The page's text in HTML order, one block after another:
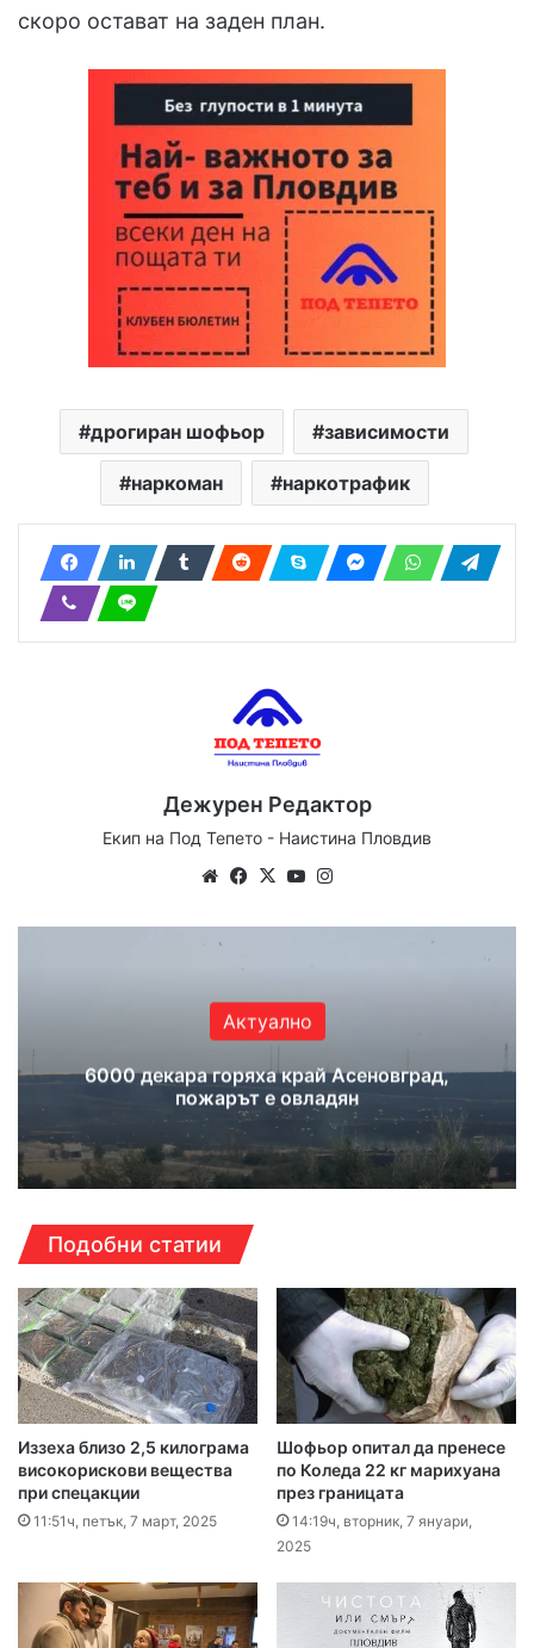
скоро остават на заден план.
дрогиран шофьор зависимости
наркоман наркотрафик
Дежурен Редактор
Екип на Под Тепето - Наистина Пловдив
WebsiteFacebook
X YouTube
Актуално
6000 декара горяха край Асеновград,
пожарът е овладян
Подобни статии
Иззеха близо 2,5 килограма
високорискови вещества
при спецакции
11:51ч, петък, 7 март, 2025
Шофьор опитал да пренесе
по Коледа 22 кг марихуана
през границата
14:19ч, вторник, 7 януари,
2025